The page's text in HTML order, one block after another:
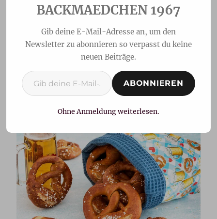
Laugenbrezeln einfach &
BACKMAEDCHEN 1967
Gib deine E-Mail-Adresse an, um den
Newsletter zu abonnieren so verpasst du keine
neuen Beiträge.
Gib deine E-Mail-Adresse ein ...
ABONNIEREN
Ohne Anmeldung weiterlesen.